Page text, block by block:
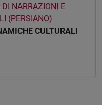
NARRAZIONI E
(PERSIANO)
CULTURALI